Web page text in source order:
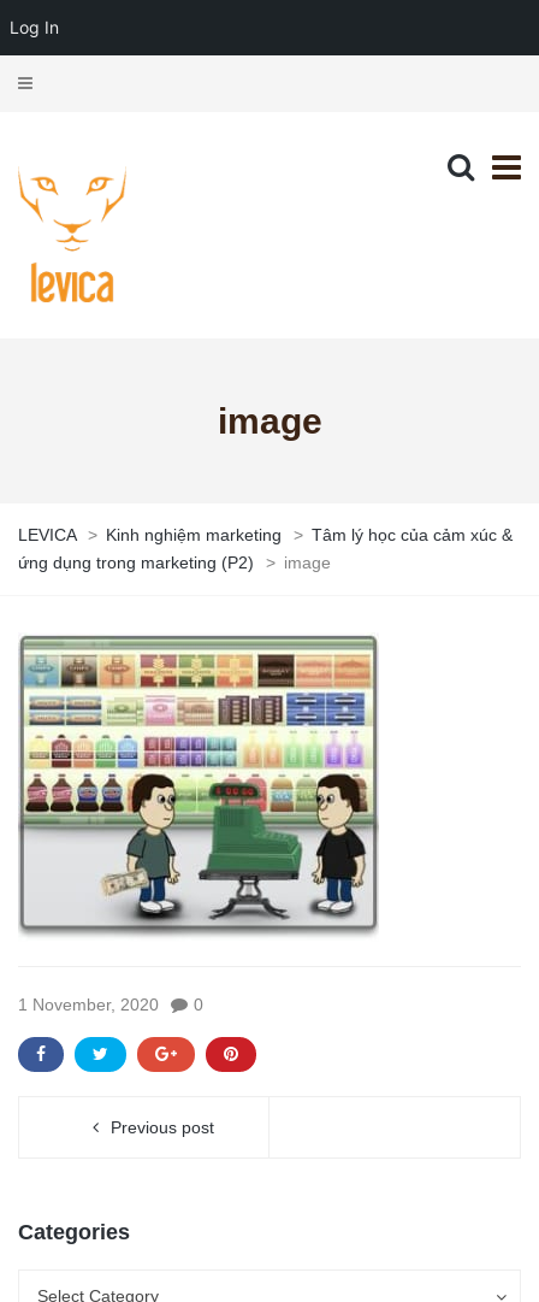
image
LEVICA > Kinh nghiệm marketing > Tâm lý học của cảm xúc &
ứng dụng trong marketing (P2)
> image
1 November, 2020 0
Previous post
Categories
Select Category
Log In